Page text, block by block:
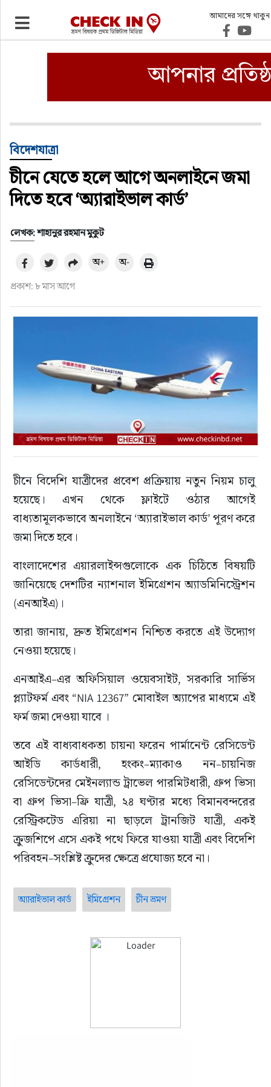
আমাদের সঙ্গে থাকুন
ভ্রমণ
ওটিএ
হোটেল-মোটেল-রিসোর্ট
বিদেশযাত্রা
প্রবাস
ফুড
হজ-ওমরাহ
আরও
বিদেশযাত্রা
চীনে যেতে হলে আগে অনলাইনে জমা
দিতে হবে ‘অ্যারাইভাল কার্ড’
লেখক: শাহানুর রহমান মুকুট
প্রকাশ: ৮ মাস আগে
অ+ অ-
চীনে বিদেশি যাত্রীদের প্রবেশ প্রক্রিয়ায় নতুন নিয়ম চালু
হয়েছে। এখন থেকে ফ্লাইটে ওঠার আগেই
বাধ্যতামূলকভাবে অনলাইনে ‘অ্যারাইভাল কার্ড’ পূরণ করে
জমা দিতে হবে।
বাংলাদেশের এয়ারলাইন্সগুলোকে এক চিঠিতে বিষয়টি
জানিয়েছে দেশটির ন্যাশনাল ইমিগ্রেশন অ্যাডমিনিস্ট্রেশন
(এনআইএ)।
তারা জানায়, দ্রুত ইমিগ্রেশন নিশ্চিত করতে এই উদ্যোগ
নেওয়া হয়েছে।
এনআইএ–এর অফিসিয়াল ওয়েবসাইট, সরকারি সার্ভিস
প্ল্যাটফর্ম এবং “NIA 12367” মোবাইল অ্যাপের মাধ্যমে এই
ফর্ম জমা দেওয়া যাবে ।
তবে এই বাধ্যবাধকতা চায়না ফরেন পার্মানেন্ট রেসিডেন্ট
আইডি কার্ডধারী, হংকং–ম্যাকাও নন–চায়নিজ
রেসিডেন্টদের মেইনল্যান্ড ট্রাভেল পারমিটধারী, গ্রুপ ভিসা
বা গ্রুপ ভিসা–ফ্রি যাত্রী, ২৪ ঘণ্টার মধ্যে বিমানবন্দরের
রেস্ট্রিকটেড এরিয়া না ছাড়লে ট্রানজিট যাত্রী, একই
ক্রুজশিপে এসে একই পথে ফিরে যাওয়া যাত্রী এবং বিদেশি
পরিবহন–সংশ্লিষ্ট ক্রুদের ক্ষেত্রে প্রযোজ্য হবে না।
অ্যারাইভাল কার্ড ইমিগ্রেশন চীন ভ্রমণ